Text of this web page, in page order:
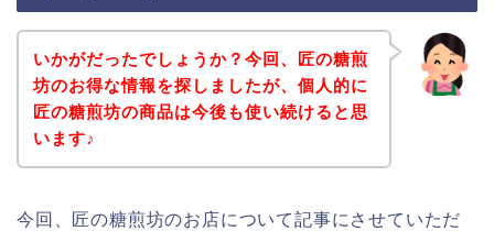
いかがだったでしょうか？今回、匠の糖煎
坊のお得な情報を探しましたが、個人的に
匠の糖煎坊の商品は今後も使い続けると思
います♪
今回、匠の糖煎坊のお店について記事にさせていただ